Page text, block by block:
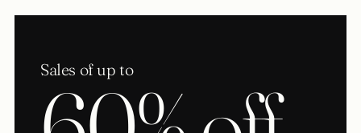
Sales of up to